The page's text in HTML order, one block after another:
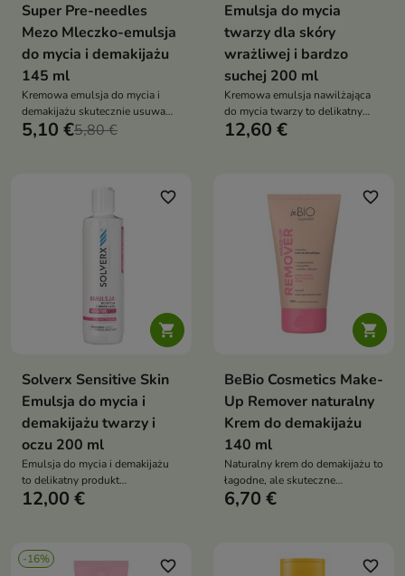
Super Pre-needles
Mezo Mleczko-emulsja
do mycia i demakijażu
145 ml
Kremowa emulsja do mycia i
demakijażu skutecznie usuwa
makijaż, sebum i codzienne
ryżowym, skwalanem,
olejami roślinnymi koi, nawilża
oraz wspiera barierę
hydrolipidową skóry
5,10 €5,80 €
Emulsja do mycia
twarzy dla skóry
wrażliwej i bardzo
suchej 200 ml
Kremowa emulsja nawilżająca
do mycia twarzy to delikatny
produkt oczyszczający
ochronną
12,60 €

favorite_border
Solverx Sensitive Skin
Emulsja do mycia i
demakijażu twarzy i
oczu 200 ml
Emulsja do mycia i demakijażu
to delikatny produkt
oczyszczający, który skutecznie
komfort skórze wrażliwej
12,00 €

favorite_border
BeBio Cosmetics Make-
Up Remover naturalny
Krem do demakijażu
140 ml
Naturalny krem do demakijażu to
łagodne, ale skuteczne
oczyszczanie, które usuwa
6,70 €
-16% favorite_border favorite_border